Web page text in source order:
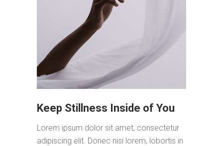
Keep Stillness Inside of You
Lorem ipsum dolor sit amet, consectetur
adipiscing elit. Donec nisi lorem, lobortis in